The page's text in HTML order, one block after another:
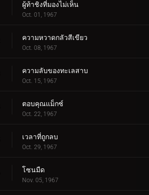
ผู้ท้าชิงที่มองไม่เห็น
Oct. 01, 1967
ความหวาดกลัวสีเขียว
Oct. 08, 1967
ความลับของทะเลสาบ
Oct. 15, 1967
ตอบคุณแม็กซ์
Oct. 22, 1967
เวลาที่ถูกลบ
Oct. 29, 1967
โซนมืด
Nov. 05, 1967